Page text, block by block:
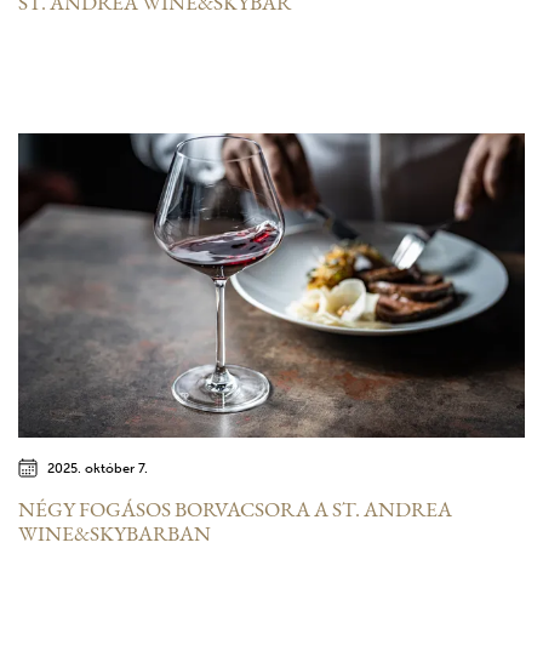
ST. ANDREA WINE&SKYBAR
2025. október 7.
NÉGY FOGÁSOS BORVACSORA A ST. ANDREA
WINE&SKYBARBAN